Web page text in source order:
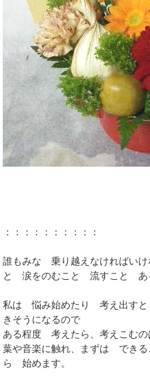
：：：：：：：：：：
誰もみな 乗り越えなければい
と 涙をのむこと 流すこと あ
私は 悩み始めたり 考え出す
きそうになるので
ある程度 考えたら、考えこむの
葉や音楽に触れ、まずは でき
ら 始めます。